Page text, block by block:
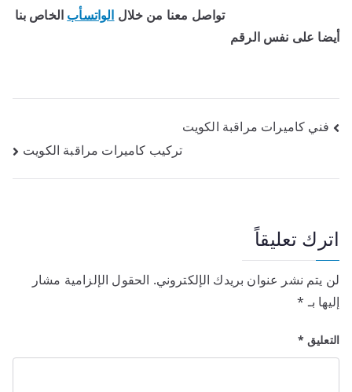
تواصل معنا من خلال الواتسأب الخاص بنا
أيضا على نفس الرقم
فني كاميرات مراقبة الكويت
تركيب كاميرات مراقبة الكويت
اترك تعليقاً
لن يتم نشر عنوان بريدك الإلكتروني. الحقول الإلزامية مشار
إليها بـ *
التعليق *